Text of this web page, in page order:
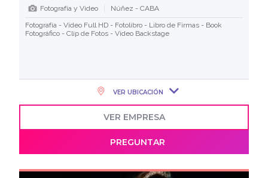
Fotografía y Video
Núñez - CABA
Fotografía - Video Full HD - Fotolibro - Libro de Firmas - Book
Fotográfico - Clip de Fotos - Video Backstage
VER UBICACIÓN
VER EMPRESA
PREGUNTAR